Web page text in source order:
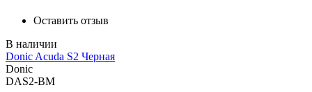
Оставить отзыв
Donic Acuda S2 Черная
Donic
DAS2-BM